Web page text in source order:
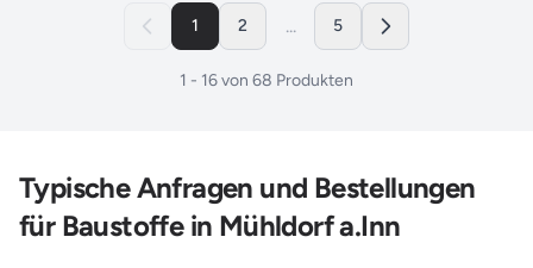
1 2 ... 5
1 - 16von 68 Produkten
Typische Anfragen und Bestellungen
für Baustoffe in Mühldorf a.Inn